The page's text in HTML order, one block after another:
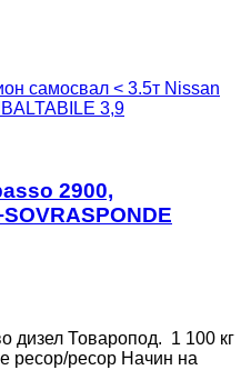
самосвал < 3.5т Nissan
3,9
2900,
дизел Товаропод. 1 100 кг
ресор/ресор Начин на